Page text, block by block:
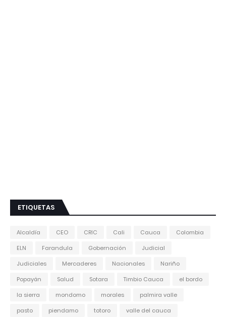
ETIQUETAS
Alcaldía CEO CRIC Cali Cauca
Colombia
ELN
Farandula Gobernación
Judicial
Judiciales
Mercaderes Nacionales
Nariño
Popayán
Salud Sotara Timbio Cauca
el bordo
la sierra
mondomo morales
palmira valle
pasto
piendamo totoro valle del cauca